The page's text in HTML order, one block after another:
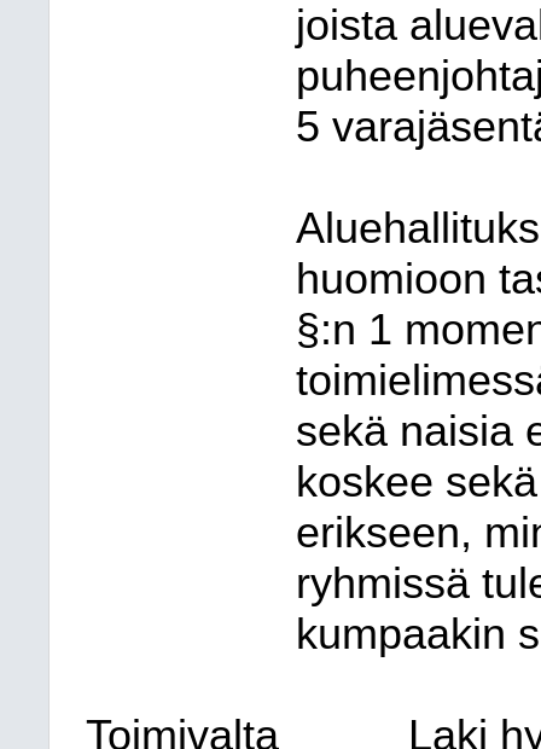
joista
5
huomioon
§:n 1
sekä naisia
koskee
erikseen,
ryhmissä
kumpaakin
Toimivalta Laki